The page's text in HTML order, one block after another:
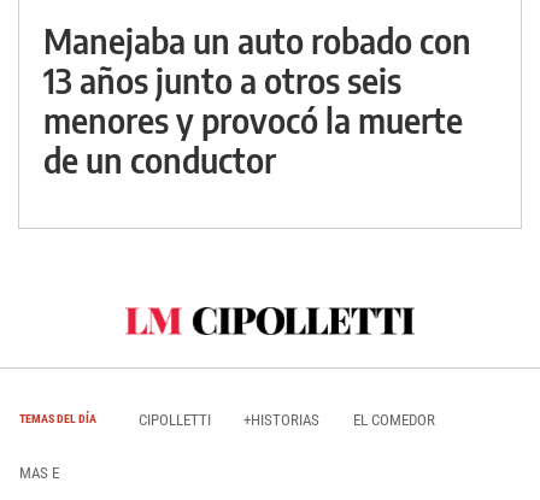
Manejaba un auto robado con
13 años junto a otros seis
menores y provocó la muerte
de un conductor
TEMAS DEL DÍA CIPOLLETTI +HISTORIAS EL COMEDOR
MAS E